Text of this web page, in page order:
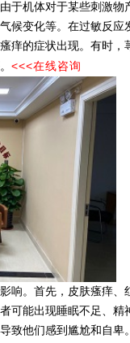
机体对于某些刺激物
候变化等。在过敏反应
痒的症状出现。有时，
<<<在线咨询
。首先，皮肤瘙痒、
可能出现睡眠不足、精
致他们感到尴尬和自卑